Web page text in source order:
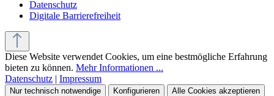
Datenschutz
Digitale Barrierefreiheit
Diese Website verwendet Cookies, um eine bestmögliche Erfahrung
bieten zu können. Mehr Informationen ...
Datenschutz | Impressum
Nur technisch notwendige Konfigurieren Alle Cookies akzeptieren